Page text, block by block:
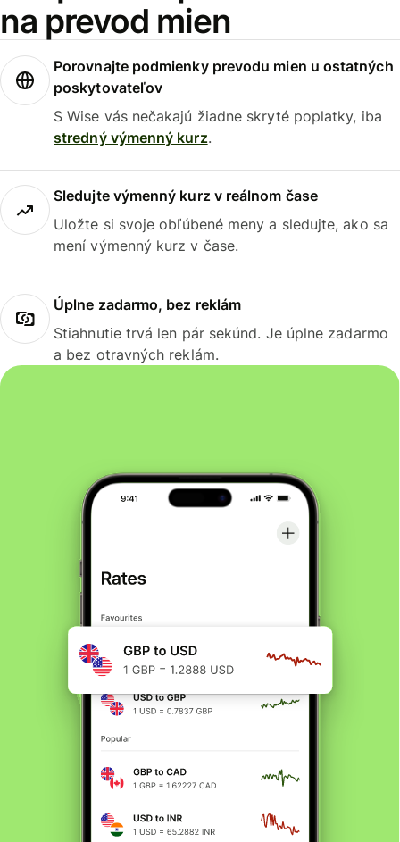
na prevod mien
Porovnajte podmienky prevodu mien u ostatných
poskytovateľov
S Wise vás nečakajú žiadne skryté poplatky, iba
stredný výmenný kurz.
Sledujte výmenný kurz v reálnom čase
Uložte si svoje obľúbené meny a sledujte, ako sa
mení výmenný kurz v čase.
Úplne zadarmo, bez reklám
Stiahnutie trvá len pár sekúnd. Je úplne zadarmo
a bez otravných reklám.